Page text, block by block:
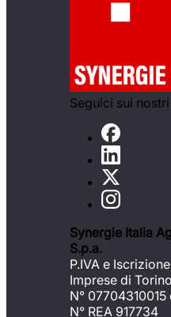
Seguici sui
Synergie Italia
S.p.a.
P.IVA e
Imprese di Torino
N°
N° REA 917734